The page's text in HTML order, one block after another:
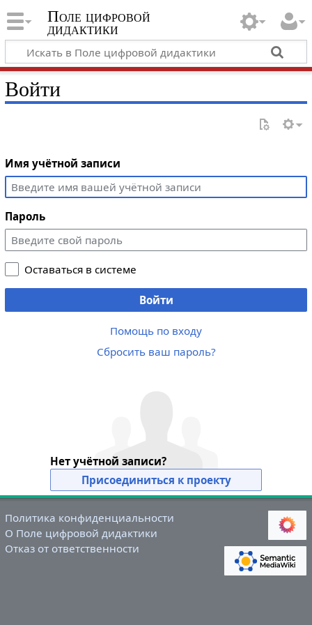
Поле цифровой
дидактики
Войти
Имя учётной записи
Пароль
Оставаться в системе
Войти
Помощь по входу
Сбросить ваш пароль?
Нет учётной записи?
Присоединиться к проекту
Политика конфиденциальности
О Поле цифровой дидактики
Отказ от ответственности